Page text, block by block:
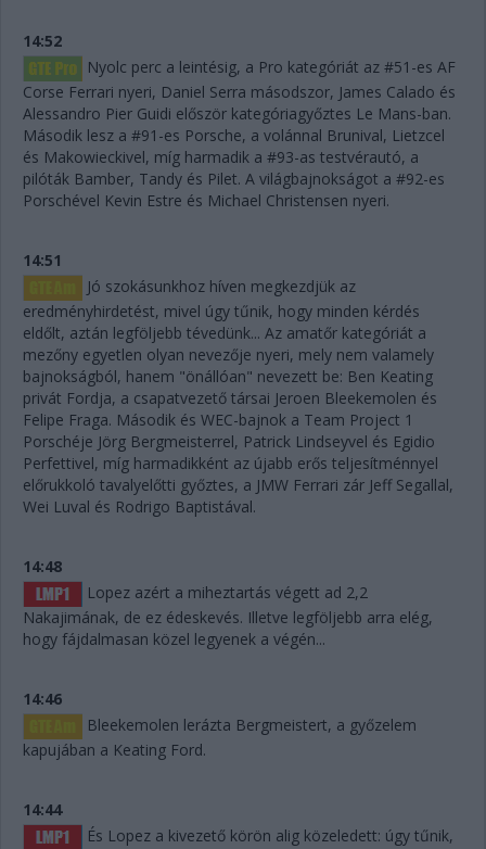
14:52
Nyolc perc a leintésig, a Pro kategóriát az #51-es AF
Corse Ferrari nyeri, Daniel Serra másodszor, James Calado és
Alessandro Pier Guidi először kategóriagyőztes Le Mans-ban.
Második lesz a #91-es Porsche, a volánnal Brunival, Lietzcel
és Makowieckivel, míg harmadik a #93-as testvérautó, a
pilóták Bamber, Tandy és Pilet. A világbajnokságot a #92-es
Porschével Kevin Estre és Michael Christensen nyeri.
14:51
Jó szokásunkhoz híven megkezdjük az
eredményhirdetést, mivel úgy tűnik, hogy minden kérdés
eldőlt, aztán legföljebb tévedünk... Az amatőr kategóriát a
mezőny egyetlen olyan nevezője nyeri, mely nem valamely
bajnokságból, hanem "önállóan" nevezett be: Ben Keating
privát Fordja, a csapatvezető társai Jeroen Bleekemolen és
Felipe Fraga. Második és WEC-bajnok a Team Project 1
Porschéje Jörg Bergmeisterrel, Patrick Lindseyvel és Egidio
Perfettivel, míg harmadikként az újabb erős teljesítménnyel
előrukkoló tavalyelőtti győztes, a JMW Ferrari zár Jeff Segallal,
Wei Luval és Rodrigo Baptistával.
14:48
Lopez azért a miheztartás végett ad 2,2
Nakajimának, de ez édeskevés. Illetve legföljebb arra elég,
hogy fájdalmasan közel legyenek a végén...
14:46
Bleekemolen lerázta Bergmeistert, a győzelem
kapujában a Keating Ford.
14:44
És Lopez a kivezető körön alig közeledett: úgy tűnik,